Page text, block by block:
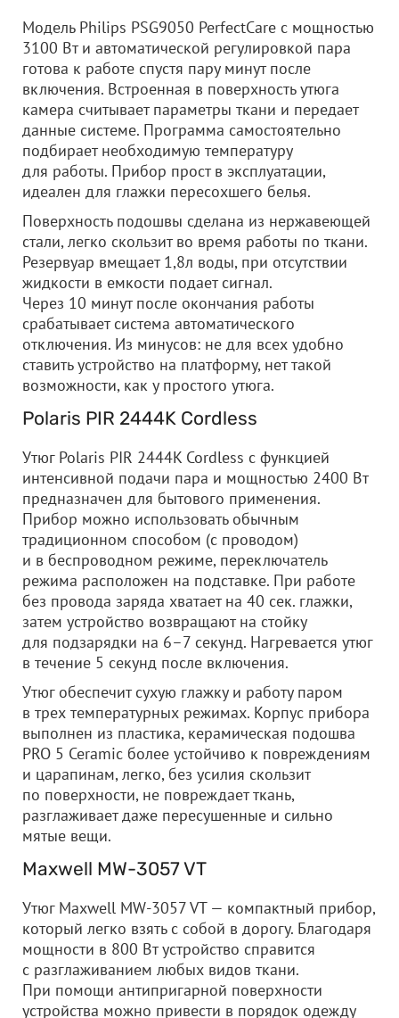
Модель Philips PSG9050 PerfectCare с мощностью
3100 Вт и автоматической регулировкой пара
готова к работе спустя пару минут после
включения. Встроенная в поверхность утюга
камера считывает параметры ткани и передает
данные системе. Программа самостоятельно
подбирает необходимую температуру
для работы. Прибор прост в эксплуатации,
идеален для глажки пересохшего белья.
Поверхность подошвы сделана из нержавеющей
стали, легко скользит во время работы по ткани.
Резервуар вмещает 1,8л воды, при отсутствии
жидкости в емкости подает сигнал.
Через 10 минут после окончания работы
срабатывает система автоматического
отключения. Из минусов: не для всех удобно
ставить устройство на платформу, нет такой
возможности, как у простого утюга.
Polaris PIR 2444K Cordless
Утюг Polaris PIR 2444K Cordless с функцией
интенсивной подачи пара и мощностью 2400 Вт
предназначен для бытового применения.
Прибор можно использовать обычным
традиционном способом (с проводом)
и в беспроводном режиме, переключатель
режима расположен на подставке. При работе
без провода заряда хватает на 40 сек. глажки,
затем устройство возвращают на стойку
для подзарядки на 6–7 секунд. Нагревается утюг
в течение 5 секунд после включения.
Утюг обеспечит сухую глажку и работу паром
в трех температурных режимах. Корпус прибора
выполнен из пластика, керамическая подошва
PRO 5 Ceramic более устойчиво к повреждениям
и царапинам, легко, без усилия скользит
по поверхности, не повреждает ткань,
разглаживает даже пересушенные и сильно
мятые вещи.
Maxwell MW-3057 VT
Утюг Maxwell MW-3057 VT — компактный прибор,
который легко взять с собой в дорогу. Благодаря
мощности в 800 Вт устройство справится
с разглаживанием любых видов ткани.
При помощи антипригарной поверхности
устройства можно привести в порядок одежду